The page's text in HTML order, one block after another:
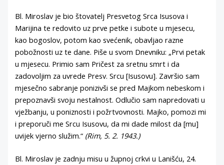
Bl. Miroslav je bio štovatelj Presvetog Srca Isusova i
Marijina te redovito uz prve petke i subote u mjesecu,
kao bogoslov, potom kao svećenik, obavljao razne
pobožnosti uz te dane. Piše u svom Dnevniku: „Prvi petak
u mjesecu. Primio sam Pričest za sretnu smrt i da
zadovoljim za uvrede Presv. Srcu [Isusovu]. Završio sam
mjesečno sabranje ponizivši se pred Majkom nebeskom i
prepoznavši svoju nestalnost. Odlučio sam napredovati u
vježbanju, u poniznosti i požrtvovnosti. Majko, pomozi mi
i preporuči me Srcu Isusovu, da mi dade milost da [mu]
uvijek vjerno služim.“ (Rim, 5. 2. 1943.)
Bl. Miroslav je zadnju misu u župnoj crkvi u Lanišću, 24.